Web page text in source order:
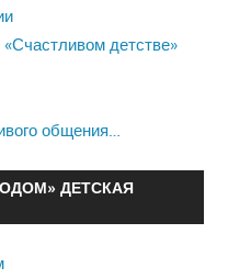
детстве»
общения…
ДЕТСКАЯ